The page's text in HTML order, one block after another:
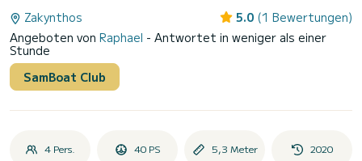
Zakynthos 5.0 (1 Bewertungen)
Angeboten von Raphael - Antwortet in weniger als einer
Stunde
SamBoat Club
4 Pers. 40 PS 5,3 Meter 2020